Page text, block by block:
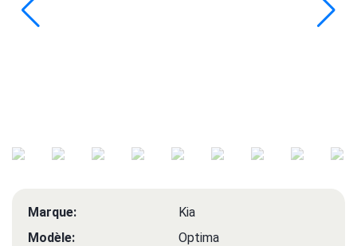
Marque:
Kia
Modèle:
Optima